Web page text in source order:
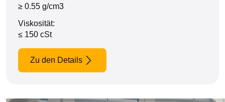
≥ 0.55 g/cm3
Viskosität:
≤ 150 cSt
Zu den Details